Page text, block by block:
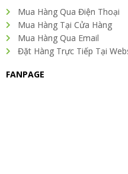
k
Mua Hàng Qua Điện Thoại
Mua Hàng Tại Cửa Hàng
Mua Hàng Qua Email
Đặt Hàng Trực Tiếp Tại
FANPAGE